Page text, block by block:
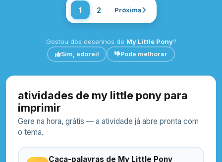
1 2 Próxima
Gostou dos desenhos de My Little Pony?
Sim, adorei! Pode melhorar
atividades de my little pony para
imprimir
Gere na hora, grátis — a atividade já abre pronta com
o tema.
Caça-palavras de My Little Pony